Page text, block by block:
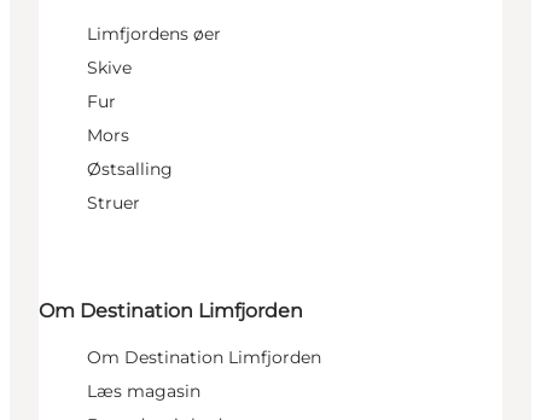
Limfjordens øer
Skive
Fur
Mors
Østsalling
Struer
Om Destination Limfjorden
Om Destination Limfjorden
Læs magasin